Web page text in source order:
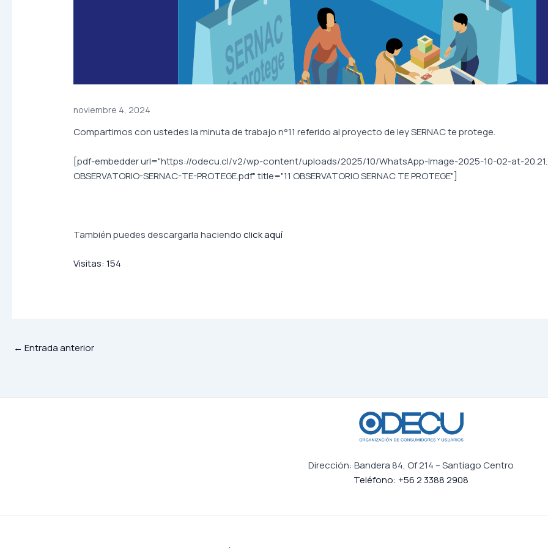
noviembre 4, 2024
Compartimos con ustedes la minuta de trabajo n°11 referido al proyecto de ley SERNAC te protege.
[pdf-embedder url="https://odecu.cl/v2/wp-content/uploads/2025/10/WhatsApp-Image-2025-10-02-at-
OBSERVATORIO-SERNAC-TE-PROTEGE.pdf" title="11 OBSERVATORIO SERNAC TE PROTEGE"]
También puedes descargarla haciendoclick aquí
Visitas: 154
← Entrada anterior
Dirección: Bandera 84, Of 214 – Santiago Centro
Teléfono: +56 2 3388 2908